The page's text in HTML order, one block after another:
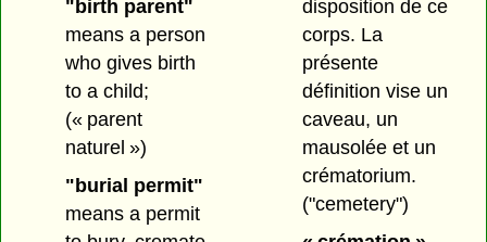
"birth parent"
means a person
who gives birth
to a child;
(« parent
naturel »)
"burial permit"
means a permit
disposition de ce
corps. La
présente
définition vise un
caveau, un
mausolée et un
crématorium.
("cemetery")